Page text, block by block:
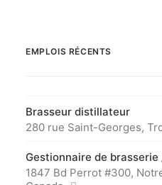
EMPLOIS RÉCENTS
Brasseur distillateur
280 rue Saint-Georges,
Gestionnaire de
1847 Bd Perrot #300,